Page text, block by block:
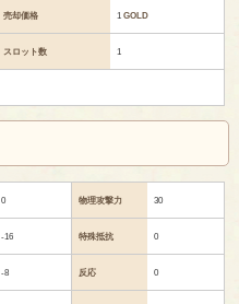
売却価格 1GOLD
スロット数 1
0 物理攻撃力 30
-16 特殊抵抗 0
-8 反応 0